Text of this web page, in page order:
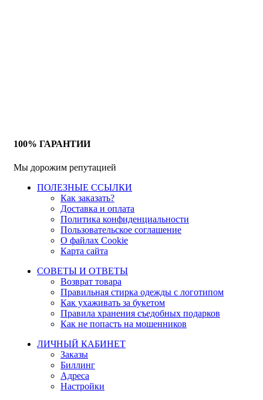
100% ГАРАНТИИ
Мы дорожим репутацией
ПОЛЕЗНЫЕ ССЫЛКИ
Как заказать?
Доставка и оплата
Политика конфиденциальности
Пользовательское соглашение
О файлах Cookie
Карта сайта
СОВЕТЫ И ОТВЕТЫ
Возврат товара
Правильная стирка одежды с логотипом
Как ухаживать за букетом
Правила хранения съедобных подарков
Как не попасть на мошенников
ЛИЧНЫЙ КАБИНЕТ
Заказы
Биллинг
Адреса
Настройки